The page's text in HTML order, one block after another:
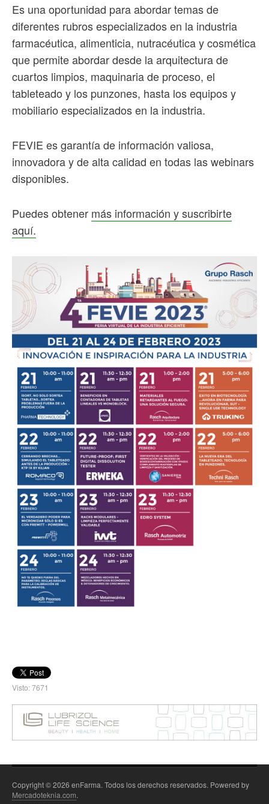
Es una oportunidad para abordar temas de
diferentes rubros especializados en la industria
farmacéutica, alimenticia, nutracéutica y cosmética
que permite abordar desde la arquitectura de
cuartos limpios, maquinaria de proceso, el
tableteado y los punzones, hasta los equipos y
mobiliario especializados en la industria.
FEVIE es garantía de información valiosa,
innovadora y de alta calidad en todas las webinars
disponibles.
Puedes obtener más información y suscribirte
aquí.
Visto: 7671
Copyright © 2026 enFarma. Todos los derechos reservados. Powered by
Mercadoteknia.com.